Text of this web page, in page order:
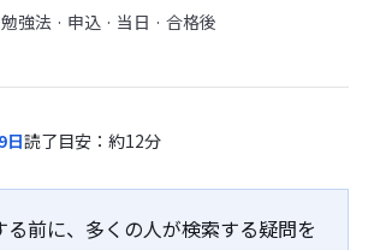
強法 · 申込 · 当日 · 合格後
日読了目安：約12分
る前に、多くの人が検索する疑問を